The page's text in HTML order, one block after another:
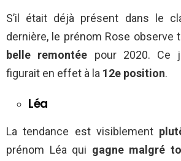
S’il était déjà présent dans le
dernière, le prénom Rose observe
belle remontée pour 2020. Ce
figurait en effet à la 12e position.
Léa
La tendance est visiblement
prénom Léa qui gagne malgré